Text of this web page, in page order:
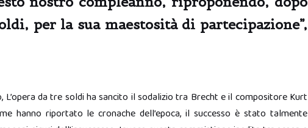
per la sua maestosità di partecipazione”,
da tre soldi ha sancito il sodalizio tra Brecht e il compositore Kurt
hanno riportato le cronache dell’epoca, il successo è stato talmente